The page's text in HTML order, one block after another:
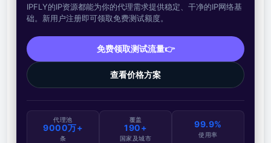
IPFLY的IP资源都能为你的代理需求提供稳定、干净的IP网络基
础。新用户注册即可领取免费测试额度。
免费领取测试流量👉
查看价格方案
代理池
9000万+
条
覆盖
190+
国家及城市
99.9%
使用率